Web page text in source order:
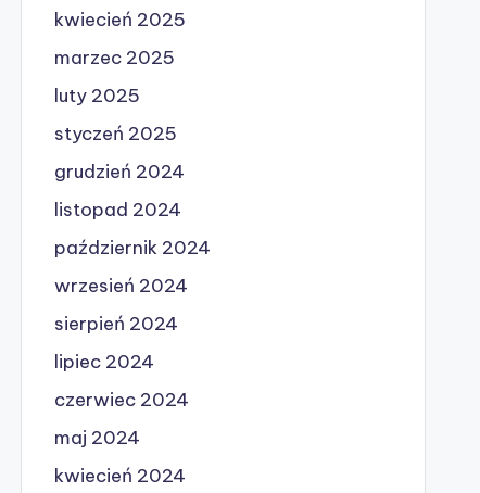
kwiecień 2025
marzec 2025
luty 2025
styczeń 2025
grudzień 2024
listopad 2024
październik 2024
wrzesień 2024
sierpień 2024
lipiec 2024
czerwiec 2024
maj 2024
kwiecień 2024